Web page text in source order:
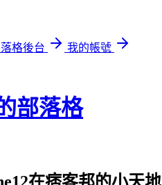
格後台
我的帳號
部落格
在痞客邦的小天地